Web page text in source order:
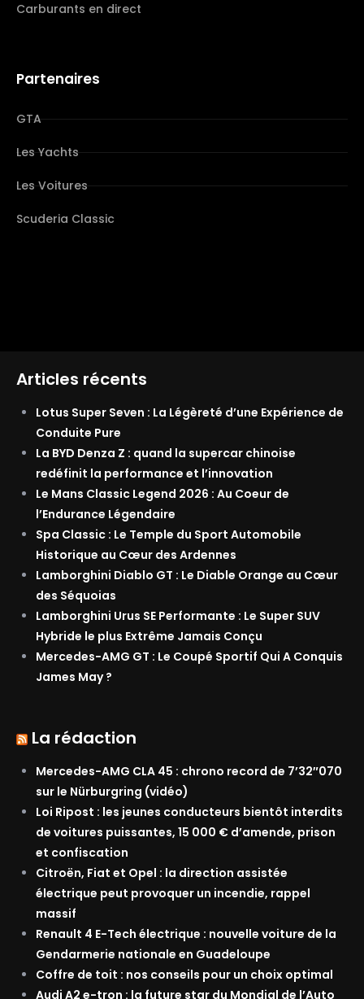
Carburants en direct
Partenaires
GTA
Les Yachts
Les Voitures
Scuderia Classic
Articles récents
Lotus Super Seven : La Légèreté d’une Expérience de
Conduite Pure
La BYD Denza Z : quand la supercar chinoise
redéfinit la performance et l’innovation
Le Mans Classic Legend 2026 : Au Coeur de
l’Endurance Légendaire
Spa Classic : Le Temple du Sport Automobile
Historique au Cœur des Ardennes
Lamborghini Diablo GT : Le Diable Orange au Cœur
des Séquoias
Lamborghini Urus SE Performante : Le Super SUV
Hybride le plus Extrême Jamais Conçu
Mercedes-AMG GT : Le Coupé Sportif Qui A Conquis
James May ?
La rédaction
Mercedes-AMG CLA 45 : chrono record de 7’32″070
sur le Nürburgring (vidéo)
Loi Ripost : les jeunes conducteurs bientôt interdits
de voitures puissantes, 15 000 € d’amende, prison
et confiscation
Citroën, Fiat et Opel : la direction assistée
électrique peut provoquer un incendie, rappel
massif
Renault 4 E-Tech électrique : nouvelle voiture de la
Gendarmerie nationale en Guadeloupe
Coffre de toit : nos conseils pour un choix optimal
Audi A2 e-tron : la future star du Mondial de l’Auto